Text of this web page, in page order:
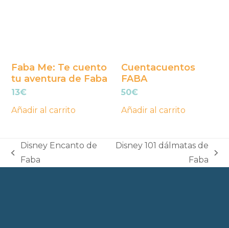
Faba Me: Te cuento
tu aventura de Faba
13€
Añadir al carrito
Cuentacuentos
FABA
50€
Añadir al carrito
previous
Disney Encanto de
Faba
Disney 101 dálmatas de
Faba